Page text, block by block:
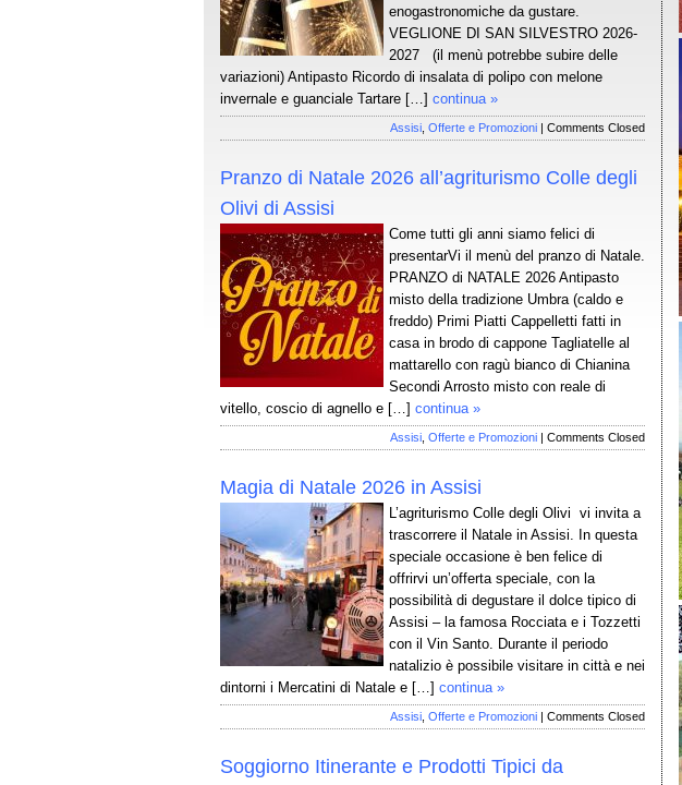
enogastronomiche da gustare.
VEGLIONE DI SAN SILVESTRO 2026-
2027 (il menù potrebbe subire delle
variazioni) Antipasto Ricordo di insalata di polipo con melone
invernale e guanciale Tartare […] continua »
Assisi Offerte e Promozioni | Comments Closed
Pranzo di Natale 2026 all’agriturismo Colle degli
Olivi di Assisi
Come tutti gli anni siamo felici di
presentarVi il menù del pranzo di Natale.
PRANZO di NATALE 2026 Antipasto
misto della tradizione Umbra (caldo e
freddo) Primi Piatti Cappelletti fatti in
casa in brodo di cappone Tagliatelle al
mattarello con ragù bianco di Chianina
Secondi Arrosto misto con reale di
vitello, coscio di agnello e […] continua »
Assisi Offerte e Promozioni | Comments Closed
Magia di Natale 2026 in Assisi
L’agriturismo Colle degli Olivi vi invita a
trascorrere il Natale in Assisi. In questa
speciale occasione è ben felice di
offrirvi un’offerta speciale, con la
possibilità di degustare il dolce tipico di
Assisi – la famosa Rocciata e i Tozzetti
con il Vin Santo. Durante il periodo
natalizio è possibile visitare in città e nei
dintorni i Mercatini di Natale e […] continua »
Assisi Offerte e Promozioni | Comments Closed
Soggiorno Itinerante e Prodotti Tipici da